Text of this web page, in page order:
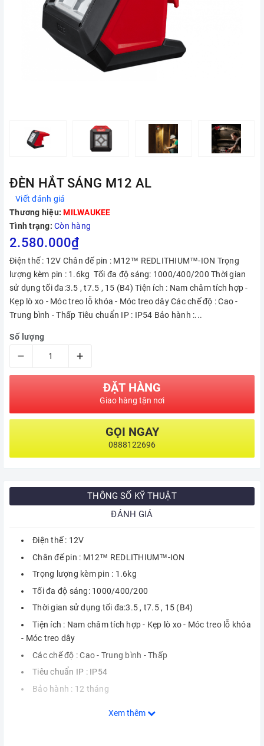
ĐÈN HẮT SÁNG M12 AL
Viết đánh giá
Thương hiệu: MILWAUKEE
Tình trạng: Còn hàng
2.580.000₫
Điện thế : 12V Chân đế pin : M12™ REDLITHIUM™-ION Trọng
lượng kèm pin : 1.6kg Tối đa độ sáng: 1000/400/200 Thời gian
sử dụng tối đa:3.5 , t7.5 , 15 (B4) Tiện ích : Nam châm tích hợp -
Kẹp lò xo - Móc treo lỗ khóa - Móc treo dây Các chế độ : Cao -
Trung bình - Thấp Tiêu chuẩn IP : IP54 Bảo hành :...
Số lượng
– +
ĐẶT HÀNG
Giao hàng tận nơi
GỌI NGAY
0888122696
THÔNG SỐ KỸ THUẬT
ĐÁNH GIÁ
Điện thế : 12V
Chân đế pin : M12™ REDLITHIUM™-ION
Trọng lượng kèm pin : 1.6kg
Tối đa độ sáng: 1000/400/200
Thời gian sử dụng tối đa:3.5 , t7.5 , 15 (B4)
Tiện ích : Nam châm tích hợp - Kẹp lò xo - Móc treo lỗ khóa
- Móc treo dây
Các chế độ : Cao - Trung bình - Thấp
Tiêu chuẩn IP : IP54
Bảo hành : 12 tháng
Xem thêm